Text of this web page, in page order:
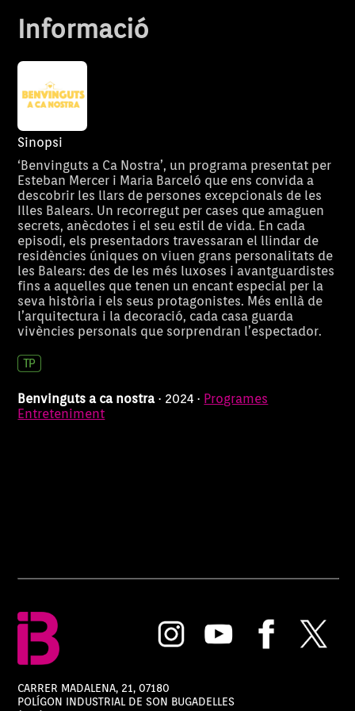
Informació
Sinopsi
‘Benvinguts a Ca Nostra’, un programa presentat per
Esteban Mercer i Maria Barceló que ens convida a
descobrir les llars de persones excepcionals de les
Illes Balears. Un recorregut per cases que amaguen
secrets, anècdotes i el seu estil de vida. En cada
episodi, els presentadors travessaran el llindar de
residències úniques on viuen grans personalitats de
les Balears: des de les més luxoses i avantguardistes
fins a aquelles que tenen un encant especial per la
seva història i els seus protagonistes. Més enllà de
l’arquitectura i la decoració, cada casa guarda
vivències personals que sorprendran l’espectador.
Benvinguts a ca nostra · 2024 · Programes
Entreteniment
CARRER MADALENA, 21, 07180
POLÍGON INDUSTRIAL DE SON BUGADELLES